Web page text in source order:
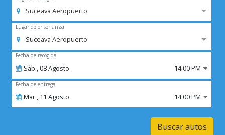
Suceava Aeropuerto
Lugar de enseñanza
Suceava Aeropuerto
Fecha de recogida
Sáb.,08Agosto 14:00 PM
Fecha de entrega
Mar., 11 Agosto 14:00 PM
Buscar autos